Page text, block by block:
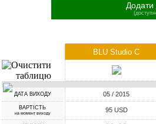
Додати
BLU Studio C
ДАТА ВИХОДУ 05 / 2015
ВАРТІСТЬ
на момент виходу 95 USD